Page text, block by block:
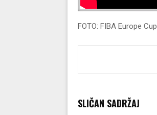
FOTO: FIBA Europe Cup
SLIČAN SADRŽAJ